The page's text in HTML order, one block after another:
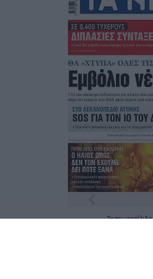
Ταπρωτοσέλιδα